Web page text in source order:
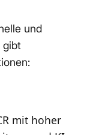
und
gibt
mit hoher